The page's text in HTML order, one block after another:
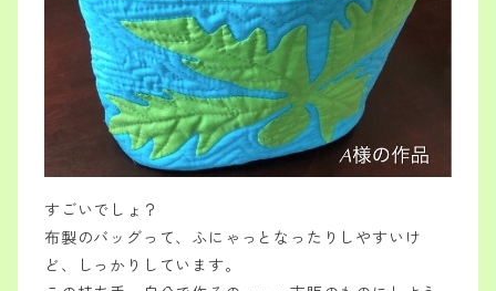
すごいでしょ？
布製のバッグって、ふにゃっとなったりしやすいけ
ど、しっかりしています。